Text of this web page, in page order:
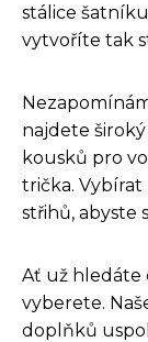
stálice
vytvoříte tak
najdete
kousků pro
trička.
střihů, abyste
Ať už hledáte
vyberete.
doplňků